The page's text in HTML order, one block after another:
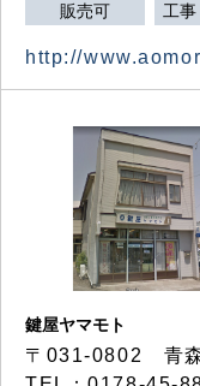
販売可 工
http://
鍵屋ヤマモト
〒031-0802 青